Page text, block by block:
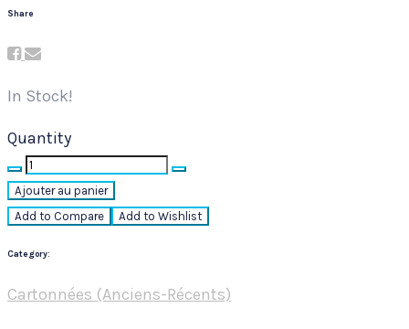
Share
In Stock!
Quantity
Quantity
Ajouter au panier
Add to Compare
Add to Wishlist
Category:
Cartonnées (Anciens-Récents)